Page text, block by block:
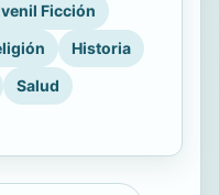
Ficción
Historia
Salud